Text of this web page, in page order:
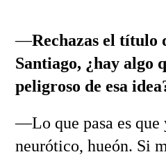
—Rechazas el título
Santiago, ¿hay algo
peligroso de esa
—Lo que pasa es que
neurótico, hueón. Si